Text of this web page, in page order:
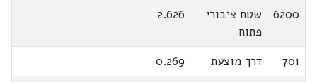
6200
שטח ציבורי
פתוח
2.626
701 דרך מוצעת
0.269